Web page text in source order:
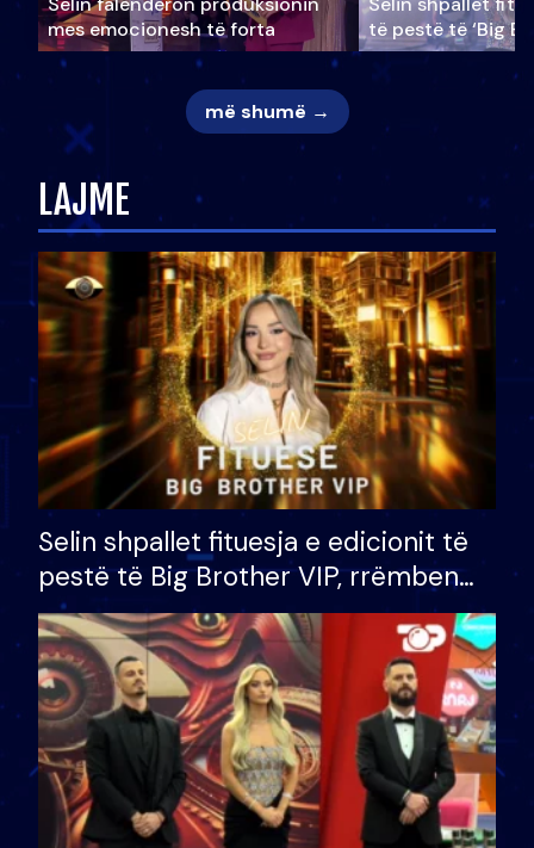
mes emocionesh të forta
të pestë të ‘Big
më shumë →
LAJME
Selin shpallet fituesja e edicionit të
pestë të Big Brother VIP, rrëmben
çmimin e madh prej 100 mijë eurosh